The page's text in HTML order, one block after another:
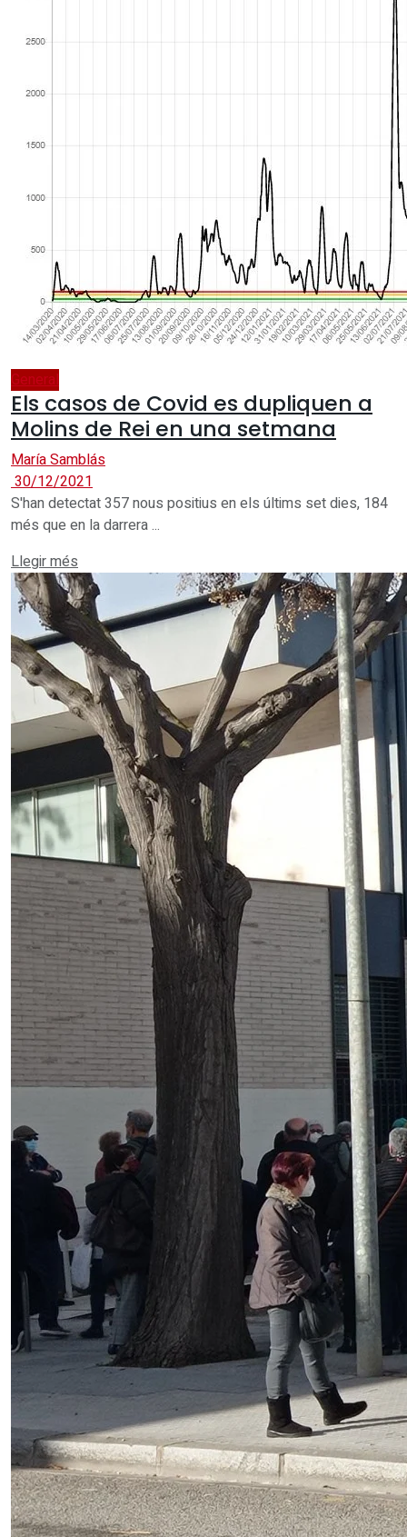
General
Els casos de Covid es dupliquen a
Molins de Rei en una setmana
María Samblás
30/12/2021
S'han detectat 357 nous positius en els últims set dies, 184
més que en la darrera ...
Llegir més